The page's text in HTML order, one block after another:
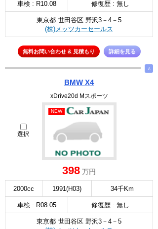
車検 : R10.08 修復歴 : 無し
東京都 世田谷区 野沢3－4－5
(株)メッツカーセールス
無料お問い合わせ & 見積もり 詳細を見る
∧
BMW X4
xDrive20d Mスポーツ
選択
NEW
398 万円
2000cc 1991(H03) 34千Km
車検 : R08.05 修復歴 : 無し
東京都 世田谷区 野沢3－4－5